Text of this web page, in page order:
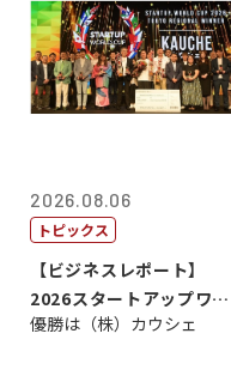
2026.08.06
トピックス
【ビジネスレポート】
2026スタートアップワー
ルドカップ東京
優勝は（株）カウシェ